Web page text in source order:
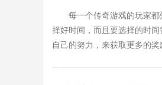
每一个传奇游戏的玩家
择好时间，而且要选择的时
自己的努力，来获取更多的奖